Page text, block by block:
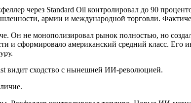
через Standard Oil контролировал до 90
армии и международной торговли.
Он не монополизировал рынок полностью, но
и сформировало американский средний класс.
видит сходство с нынешней ИИ-революцией.